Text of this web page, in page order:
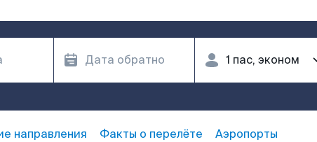
направления Факты о перелёте Аэропорты